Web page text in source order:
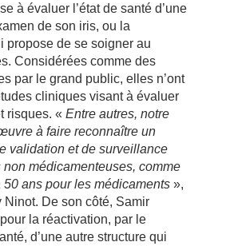
à évaluer l’état de santé d’une
de son iris, ou la
propose de se soigner au
Considérées comme des
par le grand public, elles n’ont
cliniques visant à évaluer
risques. « Entre autres, notre
à faire reconnaître un
validation et de surveillance
médicamenteuses, comme
50 ans pour les médicaments»,
Ninot. De son côté, Samir
la réactivation, par le
d’une autre structure qui